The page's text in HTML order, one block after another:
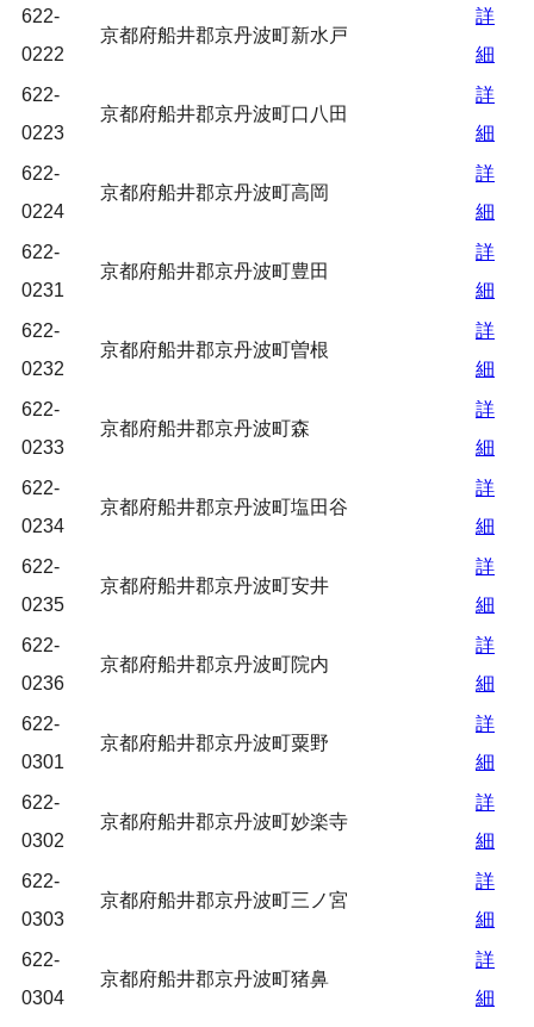
622-
0222
京都府船井郡京丹波町新水戸
詳
細
622-
0223
京都府船井郡京丹波町口八田
詳
細
622-
0224
京都府船井郡京丹波町高岡
詳
細
622-
0231
京都府船井郡京丹波町豊田
詳
細
622-
0232
京都府船井郡京丹波町曽根
詳
細
622-
0233
京都府船井郡京丹波町森
詳
細
622-
0234
京都府船井郡京丹波町塩田谷
詳
細
622-
0235
京都府船井郡京丹波町安井
詳
細
622-
0236
京都府船井郡京丹波町院内
詳
細
622-
0301
京都府船井郡京丹波町粟野
詳
細
622-
0302
京都府船井郡京丹波町妙楽寺
詳
細
622-
0303
京都府船井郡京丹波町三ノ宮
詳
細
622-
0304
京都府船井郡京丹波町猪鼻
詳
細